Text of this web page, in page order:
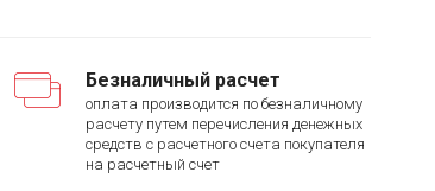
Безналичный расчет
оплата производится по безналичному
расчету путем перечисления денежных
средств с расчетного счета покупателя
на расчетный счет